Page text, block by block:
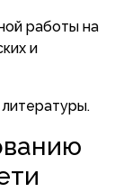
работы на
и